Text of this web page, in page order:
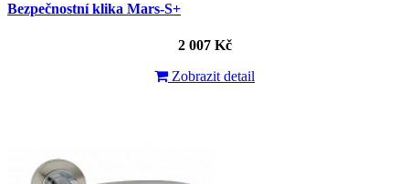
Bezpečnostní klika Mars-S+
2 007 Kč
Zobrazit detail